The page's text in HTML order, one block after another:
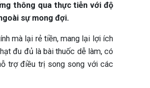
thông qua thực tiễn với độ
sự mong đợi.
mà lại rẻ tiền, mang lại lợi ích
đu đủ là bài thuốc dễ làm, có
trợ điều trị song song với các